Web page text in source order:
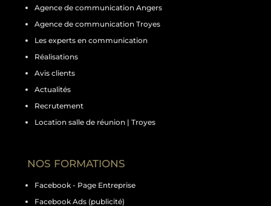
Agence de communication Angers
Agence de communication Troyes
Les experts en communication
Réalisations
Avis clients
Actualités
Recrutement
Location salle de réunion | Troyes
NOS FORMATIONS
Facebook - Page Entreprise
Facebook Ads (publicité)